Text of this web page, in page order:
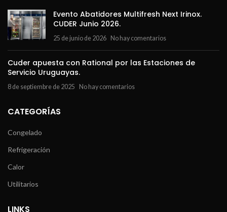
Evento Abatidores Multifresh Next Irinox.
CUDER Junio 2026.
25 de junio de 2026 No hay comentarios
Cuder apuesta con Rational por las Estaciones de
Servicio Uruguayas.
8 de septiembre de 2025 No hay comentarios
CATEGORÍAS
Congelado
Refrigeración
Calor
Utilitarios
LINKS